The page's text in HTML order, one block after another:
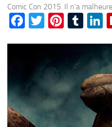
Comic Con 2015. Il n’a
Facebook
Twitter